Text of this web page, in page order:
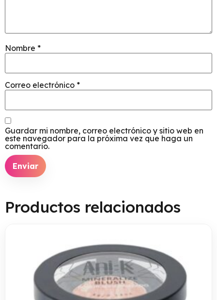
Nombre *
Correo electrónico *
Guardar mi nombre, correo electrónico y sitio web en
este navegador para la próxima vez que haga un
comentario.
Productos relacionados